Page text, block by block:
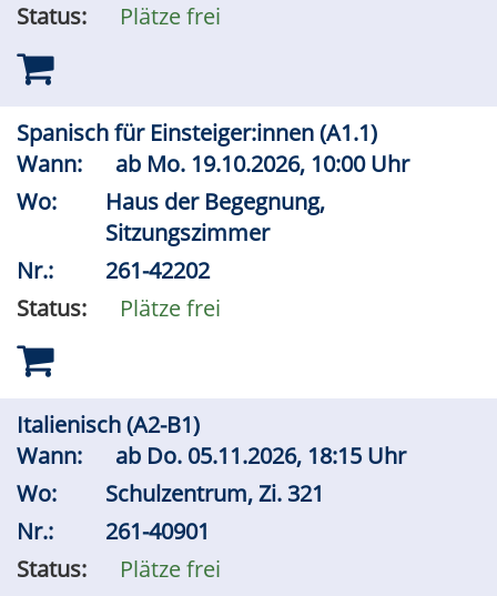
Status:
Plätze frei
Spanisch für Einsteiger:innen (A1.1)
Wann:
ab Mo. 19.10.2026, 10:00 Uhr
Wo:
Haus der Begegnung,
Sitzungszimmer
Nr.:
261-42202
Status:
Plätze frei
Italienisch (A2-B1)
Wann:
ab Do. 05.11.2026, 18:15 Uhr
Wo:
Schulzentrum, Zi. 321
Nr.:
261-40901
Status:
Plätze frei